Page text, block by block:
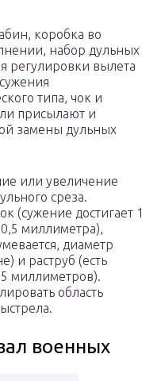
коробка во
набор дульных
регулировки вылета
типа, чок и
присылают и
замены дульных
или увеличение
среза.
(сужение достигает 1
миллиметра),
диаметр
и раструб (есть
миллиметров).
область
военных